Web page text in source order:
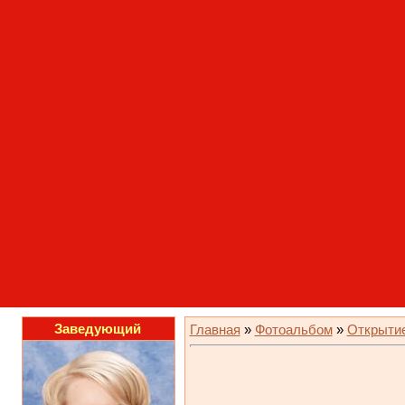
Заведующий Главная » Фотоальбом»